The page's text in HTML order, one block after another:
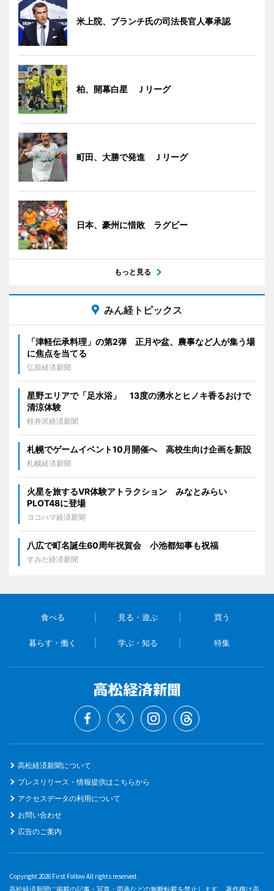
米上院、ブランチ氏の司法長官人事承認
柏、開幕白星 Ｊリーグ
町田、大勝で発進 Ｊリーグ
日本、豪州に惜敗 ラグビー
もっと見る
みん経トピックス
「津軽伝承料理」の第2弾 正月や盆、農事など人が集う場
に焦点を当てる
弘前経済新聞
星野エリアで「足水浴」 13度の湧水とヒノキ香るおけで
清涼体験
軽井沢経済新聞
札幌でゲームイベント10月開催へ 高校生向け企画を新設
札幌経済新聞
火星を旅するVR体験アトラクション みなとみらい
PLOT48に登場
ヨコハマ経済新聞
八広で町名誕生60周年祝賀会 小池都知事も祝福
すみだ経済新聞
食べる 見る・遊ぶ 買う
暮らす・働く 学ぶ・知る 特集
高松経済新聞について
プレスリリース・情報提供はこちらから
アクセスデータの利用について
お問い合わせ
広告のご案内
Copyright 2026 First Follow All rights reserved.
高松経済新聞に掲載の記事・写真・図表などの無断転載を禁止します。 著作権は高